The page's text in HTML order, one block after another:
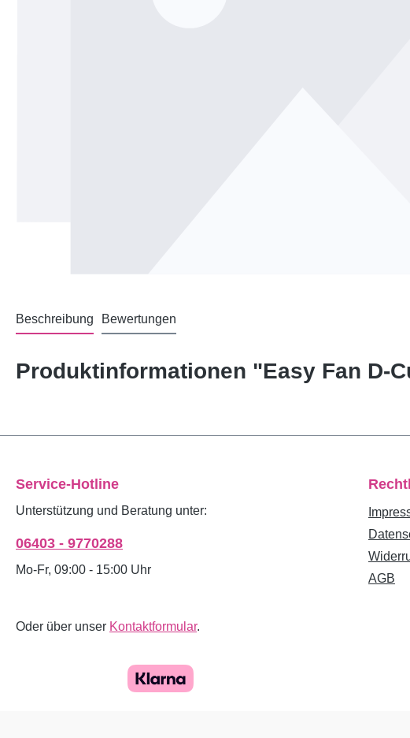
Beschreibung Bewertungen
Produktinformationen "Easy Fan D-
Service-Hotline
Unterstützung und Beratung unter:
06403 - 9770288
Mo-Fr, 09:00 - 15:00 Uhr
Oder über unser Kontaktformular.
AGB